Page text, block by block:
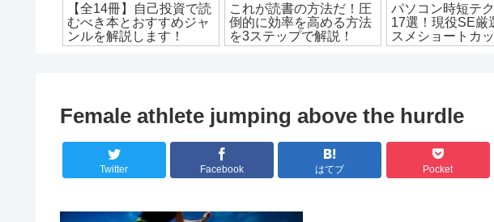
【全14冊】自己投資で読
むべき本とおすすめジャ
ンルを解説します！
これが読書の方法だ！圧
倒的に効率を高める方法
を3ステップで解説！
パソコン時短テ
17選！現役SE厳
スメショートカ
Female athlete jumping above the hurdle
Twitter Facebook はてブ Pocket